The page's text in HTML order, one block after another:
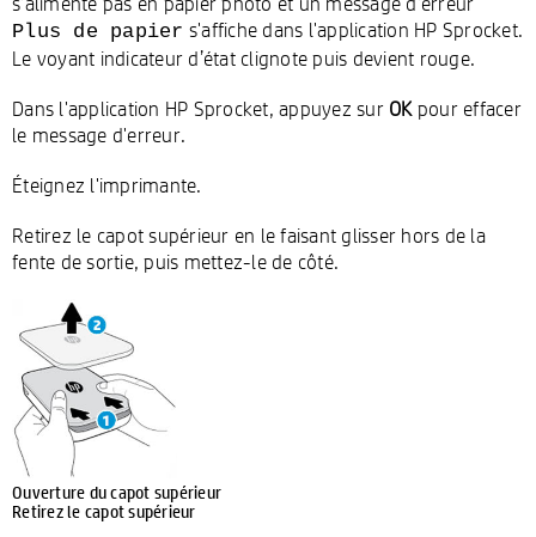
Plus de papier s'affiche dans l'application HP Sprocket.
Le voyant indicateur d’état clignote puis devient rouge.
Dans l'application HP Sprocket, appuyez sur OK pour effacer
le message d'erreur.
Éteignez l'imprimante.
Retirez le capot supérieur en le faisant glisser hors de la
fente de sortie, puis mettez-le de côté.
Ouverture du capot supérieur
Retirez le capot supérieur